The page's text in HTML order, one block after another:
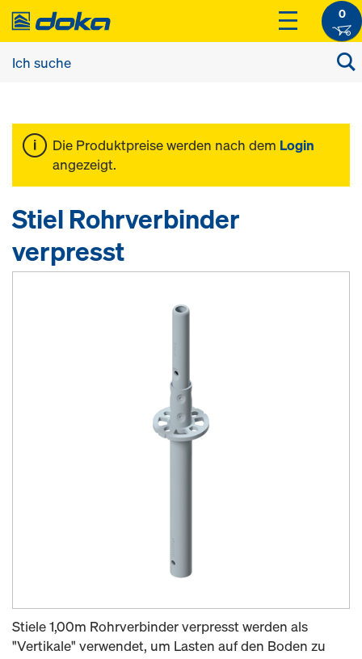
0
Die Produktpreise werden nach dem Login
angezeigt.
Stiel Rohrverbinder
verpresst
Stiele 1,00m Rohrverbinder verpresst werden als
"Vertikale" verwendet, um Lasten auf den Boden zu